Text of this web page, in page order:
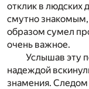
отклик в людских
смутно
образом сумел
очень важное.
Услышав эту
надеждой
знамения. Следом